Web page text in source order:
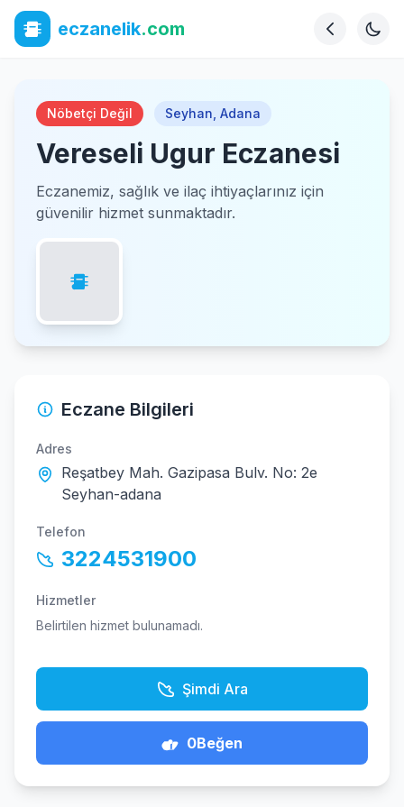
eczanelik.com
Nöbetçi Değil Seyhan Adana
Vereseli Ugur Eczanesi
Eczanemiz, sağlık ve ilaç ihtiyaçlarınız için
güvenilir hizmet sunmaktadır.
Eczane Bilgileri
Adres
Reşatbey Mah. Gazipasa Bulv. No: 2e
Seyhan-adana
Telefon
3224531900
Hizmetler
Belirtilen hizmet bulunamadı.
Şimdi Ara
0Beğen